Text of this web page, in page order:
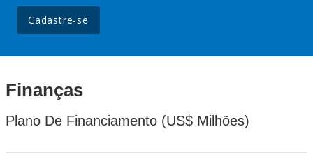
Cadastre-se
Finanças
Plano De Financiamento (US$ Milhões)